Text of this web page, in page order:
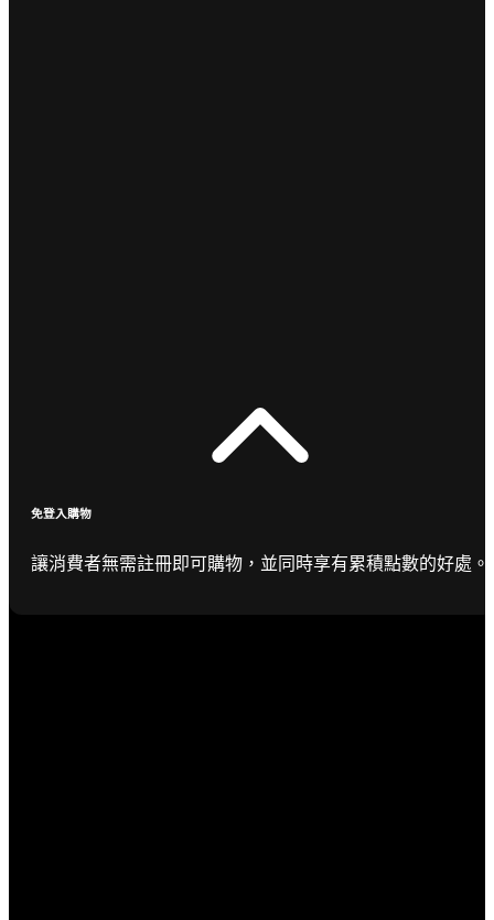
免登入購物
讓消費者無需註冊即可購物，並同時享有累積點數的好處。